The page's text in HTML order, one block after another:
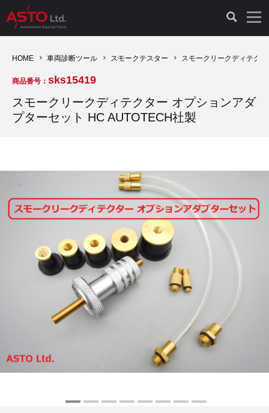
診断機（16）
キープログラマー（4）
オプション品（17）
TPMS（4）
その他（9）
診断テスター（10）
キープログラマー（20）
安定化電源ユニット（8）
バッテリーテスター（4）
古い車両用診断テスター（10）
バイク用診断テスター（7）
HCB TOOLS（45）
AST TOOLS（51）
ドイツ車（211）
イタリア/フランス車（27）
イギリス車（23）
アメリカ車（15）
オシロスコープ（2）
オシロ関連商品（9）
その他（8）
ドイツ車（427）
イタリア/フランス車（145）
スウェーデン車（45）
日本車（40）
ロシア（8）
ブレーキキャリパーリペアキット（368）
現品修理（77）
リビルト品（58）
コントロールユニット初期化（3）
イモビライザーOFF（1）
その他（6）
オシロスコープ（10）
アクセサリー（13）
HOME 車両診断ツール スモークテスター スモークリークディテク
商品番号： sks15419
スモークリークディテクター オプションアダ
プターセット HC AUTOTECH社製